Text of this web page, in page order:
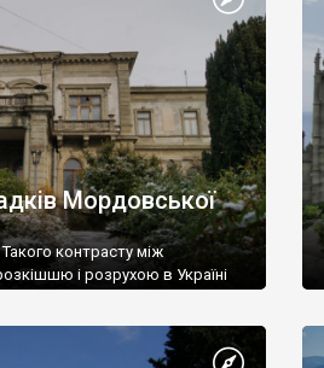
Мордовської
контрасту між
і розрухою в Україні